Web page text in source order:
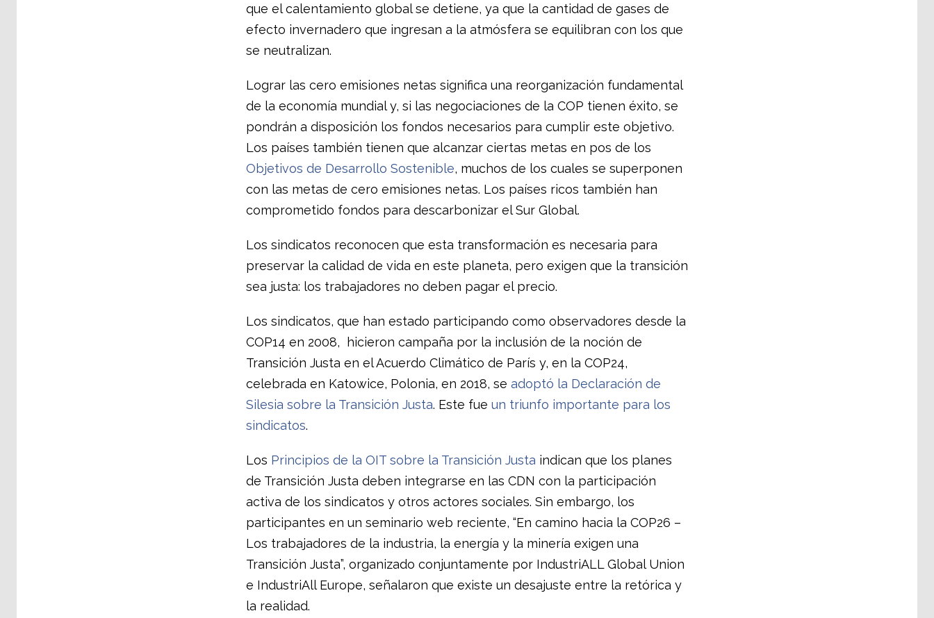
que el calentamiento global se detiene, ya que la cantidad de gases de
efecto invernadero que ingresan a la atmósfera se equilibran con los que
se neutralizan.
Lograr las cero emisiones netas significa una reorganización fundamental
de la economía mundial y, si las negociaciones de la COP tienen éxito, se
pondrán a disposición los fondos necesarios para cumplir este objetivo.
Los países también tienen que alcanzar ciertas metas en pos de los
Objetivos de Desarrollo Sostenible, muchos de los cuales se superponen
con las metas de cero emisiones netas. Los países ricos también han
comprometido fondos para descarbonizar el Sur Global.
Los sindicatos reconocen que esta transformación es necesaria para
preservar la calidad de vida en este planeta, pero exigen que la transición
sea justa: los trabajadores no deben pagar el precio.
Los sindicatos, que han estado participando como observadores desde la
COP14 en 2008, hicieron campaña por la inclusión de la noción de
Transición Justa en el Acuerdo Climático de París y, en la COP24,
celebrada en Katowice, Polonia, en 2018, se adoptó la Declaración de
Silesia sobre la Transición Justa. Este fue un triunfo importante para los
sindicatos.
Los Principios de la OIT sobre la Transición Justa indican que los planes
de Transición Justa deben integrarse en las CDN con la participación
activa de los sindicatos y otros actores sociales. Sin embargo, los
participantes en un seminario web reciente, “En camino hacia la COP26 –
Los trabajadores de la industria, la energía y la minería exigen una
Transición Justa”, organizado conjuntamente por IndustriALL Global Union
e IndustriAll Europe, señalaron que existe un desajuste entre la retórica y
la realidad.